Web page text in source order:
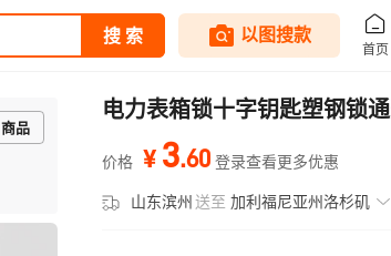
商品
电力表箱锁十字钥匙塑钢锁
价格 ¥ 3.60 登录查看更多优惠
山东滨州送至 加利福尼亚州洛杉矶